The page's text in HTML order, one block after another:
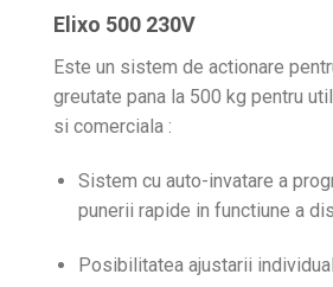
Elixo 500 230V
Este un sistem de actionare
greutate pana la 500 kg pentru
si comerciala :
Sistem cu auto-invatare a
punerii rapide in functiune a
Posibilitatea ajustarii